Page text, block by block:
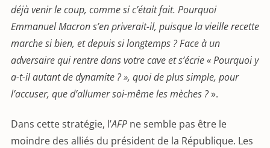
déjà venir le coup, comme si c’était fait. Pourquoi
Emmanuel Macron s’en priverait-il, puisque la vieille recette
marche si bien, et depuis si longtemps ? Face à un
adversaire qui rentre dans votre cave et s’écrie « Pourquoi y
a-t-il autant de dynamite ? », quoi de plus simple, pour
l’accuser, que d’allumer soi-même les mèches ?».
Dans cette stratégie, l’AFP ne semble pas être le
moindre des alliés du président de la République. Les